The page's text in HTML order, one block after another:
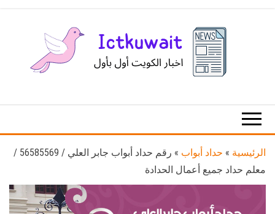
الكويت
الرئيسية » حداد أبواب »
رقم حداد أبواب جابر العلي / 56585569 /
معلم حداد جميع أعمال الحدادة